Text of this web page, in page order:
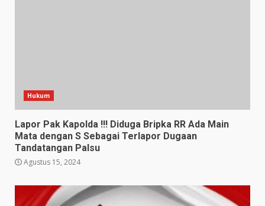
Hukum
Lapor Pak Kapolda !!! Diduga Bripka RR Ada Main
Mata dengan S Sebagai Terlapor Dugaan
Tandatangan Palsu
Agustus 15, 2024